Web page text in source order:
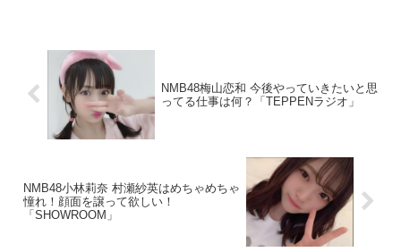
NMB48梅山恋和 今後やっていきたいと思
ってる仕事は何？「TEPPENラジオ」
NMB48小林莉奈 村瀬紗英はめちゃめちゃ
憧れ！顔面を譲って欲しい！
「SHOWROOM」